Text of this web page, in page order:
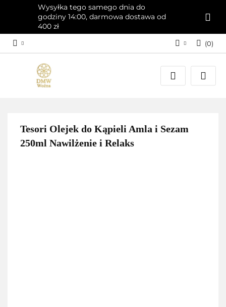
Wysyłka tego samego dnia do
godziny 14:00, darmowa dostawa od
400 zł
Zaloguj się
Załóż konto
(0)
Tesori Olejek do Kąpieli Amla i Sezam
250ml Nawilżenie i Relaks